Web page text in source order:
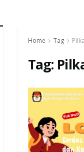
Home Tag
Tag: